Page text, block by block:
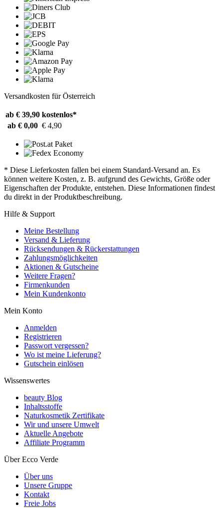
Versandkosten für Österreich
ab € 39,90 kostenlos*
ab € 0,00 € 4,90
* Diese Lieferkosten fallen bei einem Standard-Versand an. Es
können weitere Kosten, z. B. aufgrund des Gewichts, Größe oder
Eigenschaften der Produkte, entstehen. Diese Informationen findest
du direkt in der Produktbeschreibung.
Hilfe & Support
Meine Bestellung
Versand & Lieferung
Rücksendungen & Rückerstattungen
Zahlungsmöglichkeiten
Aktionen & Gutscheine
Weitere Fragen?
Firmenkunden
Mein Kundenkonto
Mein Konto
Anmelden
Registrieren
Passwort vergessen?
Wo ist meine Lieferung?
Gutschein einlösen
Wissenswertes
beauty Blog
Inhaltsstoffe
Naturkosmetik Zertifikate
Wir und unsere Umwelt
Aktuelle Angebote
Affiliate Programm
Über Ecco Verde
Über uns
Unsere Gruppe
Kontakt
Freie Jobs